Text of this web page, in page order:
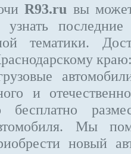
R93.ru вы
узнать
тематики.
и
бесплатно
Мы
новый